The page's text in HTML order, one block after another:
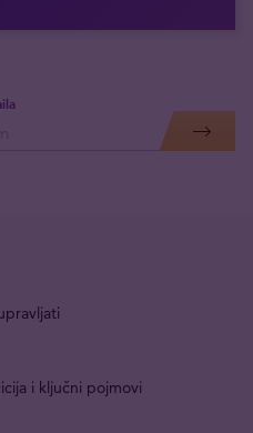
i ključni pojmovi